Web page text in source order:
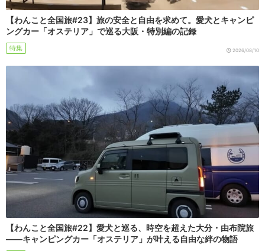
【わんこと全国旅#23】旅の安全と自由を求めて。愛犬とキャンピ
ングカー「オステリア」で巡る大阪・特別編の記録
特集 2026/08/10
【わんこと全国旅#22】愛犬と巡る、時空を超えた大分・由布院旅
――キャンピングカー「オステリア」が叶える自由な絆の物語